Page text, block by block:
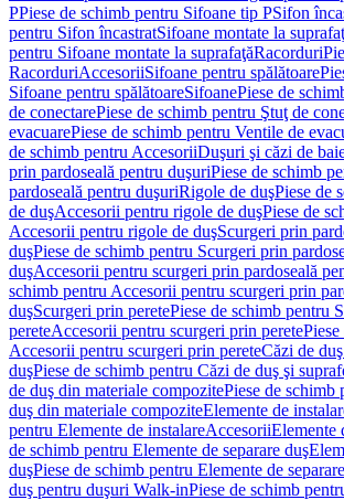
PPiese de schimb pentru Sifoane tip PSifon
pentru Sifon încastratSifoane montate la
pentru Sifoane montate la suprafaţăRacorduri
RacorduriAccesoriiSifoane pentru spălătoare
Sifoane pentru spălătoareSifoanePiese de
de conectarePiese de schimb pentru Ştuţ de
evacuarePiese de schimb pentru Ventile de
de schimb pentru AccesoriiDuşuri şi căzi de
prin pardoseală pentru duşuriPiese de schimb
pardoseală pentru duşuriRigole de duşPiese de
de duşAccesorii pentru rigole de duşPiese de
Accesorii pentru rigole de duşScurgeri prin
duşPiese de schimb pentru Scurgeri prin
duşAccesorii pentru scurgeri prin pardoseală
schimb pentru Accesorii pentru scurgeri prin
duşScurgeri prin peretePiese de schimb pentru
pereteAccesorii pentru scurgeri prin perete
Accesorii pentru scurgeri prin pereteCăzi de
duşPiese de schimb pentru Căzi de duş şi
de duş din materiale compozitePiese de schimb
duş din materiale compoziteElemente de
pentru Elemente de instalareAccesoriiElemente
de schimb pentru Elemente de separare duş
duşPiese de schimb pentru Elemente de
duş pentru duşuri Walk-inPiese de schimb